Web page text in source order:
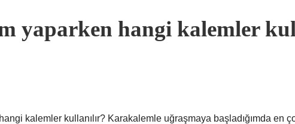
yaparken hangi kalemler
kalemler kullanılır? Karakalemle uğraşmaya başladığımda en